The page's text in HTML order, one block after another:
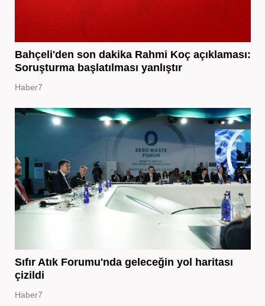
Bahçeli'den son dakika Rahmi Koç açıklaması:
Soruşturma başlatılması yanlıştır
Haber7
Sıfır Atık Forumu'nda geleceğin yol haritası
çizildi
Haber7